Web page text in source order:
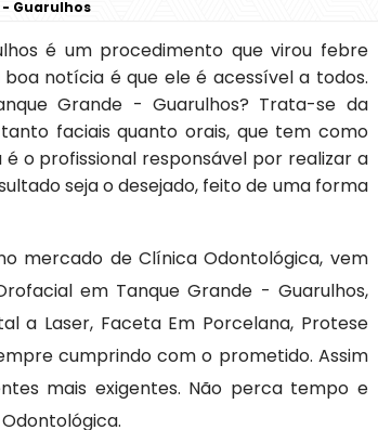
Guarulhos
é um procedimento que virou febre
notícia é que ele é acessível a todos.
Grande - Guarulhos? Trata-se da
faciais quanto orais, que tem como
o profissional responsável por realizar a
seja o desejado, feito de uma forma
mercado de Clínica Odontológica, vem
em Tanque Grande - Guarulhos,
a Laser, Faceta Em Porcelana, Protese
cumprindo com o prometido. Assim
mais exigentes. Não perca tempo e